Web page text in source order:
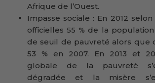
Afrique de l’Ouest.
Impasse sociale : En 2012
officielles 55 % de la
de seuil de pauvreté alors que
53 % en 2007. En 2013 et
globale de la pauvreté
dégradée et la misère